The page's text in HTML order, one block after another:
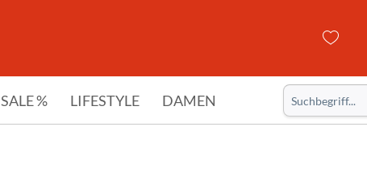
SALE % LIFESTYLE DAMEN